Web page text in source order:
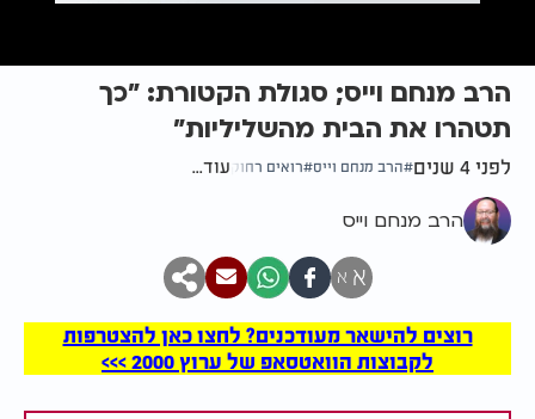
הרב מנחם וייס; סגולת הקטורת: "כך
תטהרו את הבית מהשליליות"
לפני 4 שנים הרב מנחם וייס רואים רחוק עוד...
הרב מנחם וייס
א א
רוצים להישאר מעודכנים? לחצו כאן להצטרפות
לקבוצות הוואטסאפ של ערוץ 2000 >>>